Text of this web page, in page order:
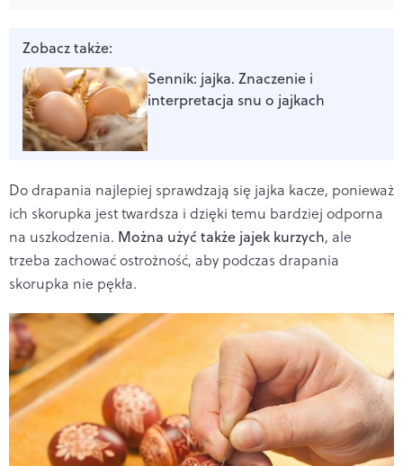
Zobacz także:
Sennik: jajka. Znaczenie i
interpretacja snu o jajkach
Do drapania najlepiej sprawdzają się jajka kacze, ponieważ
ich skorupka jest twardsza i dzięki temu bardziej odporna
na uszkodzenia. Można użyć także jajek kurzych, ale
trzeba zachować ostrożność, aby podczas drapania
skorupka nie pękła.